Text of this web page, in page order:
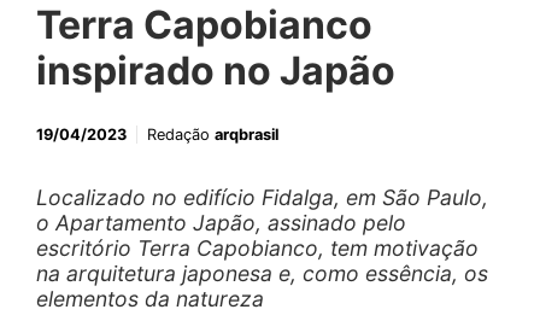
Terra Capobianco
inspirado no Japão
19/04/2023 Redação arqbrasil
Localizado no edifício Fidalga, em São Paulo,
o Apartamento Japão, assinado pelo
escritório Terra Capobianco, tem motivação
na arquitetura japonesa e, como essência, os
elementos da natureza